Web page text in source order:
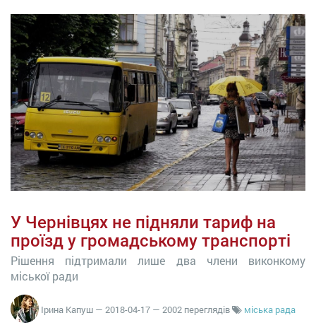
У Чернівцях не підняли тариф на
проїзд у громадському транспорті
Рішення підтримали лише два члени виконкому
міської ради
Ірина Капуш — 2018-04-17 — 2002 переглядів
міська рада